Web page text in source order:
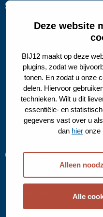
Deze website
BIJ12 maakt op deze
plugins, zodat we
tonen. En zodat u onze
delen. Hiervoor
technieken. Wilt u dit
essentiële- en
gegevens vast over u
dan hier onze
Alleen
Alle
Snel naar
Schade melden
Kennisdocumenten
Kennisbank Agrarisch
Nationale Databank Flora
Landelijk Wolvenmeldpunt
Over BIJ12
Over BIJ12